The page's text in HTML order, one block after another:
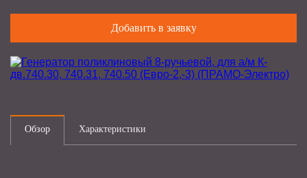
Добавить в заявку
Обзор Характеристики